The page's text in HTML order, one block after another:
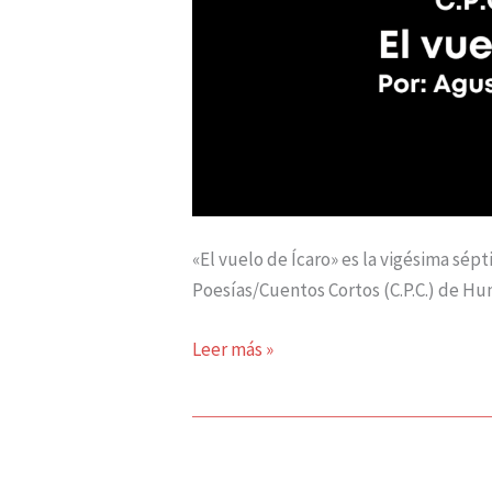
«El vuelo de Ícaro» es la vigésima
Poesías/Cuentos Cortos (C.P.C.) de
Leer más »